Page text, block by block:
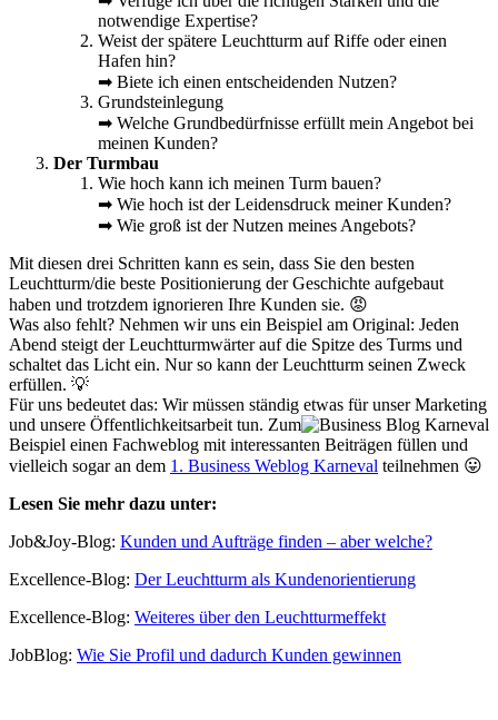
notwendige Expertise?
Weist der spätere Leuchtturm auf Riffe oder einen
Hafen hin?
➡ Biete ich einen entscheidenden Nutzen?
Grundsteinlegung
➡ Welche Grundbedürfnisse erfüllt mein Angebot bei
meinen Kunden?
Der Turmbau
Wie hoch kann ich meinen Turm bauen?
➡ Wie hoch ist der Leidensdruck meiner Kunden?
➡ Wie groß ist der Nutzen meines Angebots?
Mit diesen drei Schritten kann es sein, dass Sie den besten
Leuchtturm/die beste Positionierung der Geschichte aufgebaut
haben und trotzdem ignorieren Ihre Kunden sie. 😡
Was also fehlt? Nehmen wir uns ein Beispiel am Original: Jeden
Abend steigt der Leuchtturmwärter auf die Spitze des Turms und
schaltet das Licht ein. Nur so kann der Leuchtturm seinen Zweck
erfüllen. 💡
Für uns bedeutet das: Wir müssen ständig etwas für unser Marketing
und unsere Öffentlichkeitsarbeit tun. Zum
Beispiel einen Fachweblog mit interessanten Beiträgen füllen und
vielleich sogar an dem 1. Business Weblog Karneval teilnehmen 😛
Lesen Sie mehr dazu unter:
Job&Joy-Blog: Kunden und Aufträge finden – aber welche?
Excellence-Blog: Der Leuchtturm als Kundenorientierung
Excellence-Blog: Weiteres über den Leuchtturmeffekt
JobBlog: Wie Sie Profil und dadurch Kunden gewinnen